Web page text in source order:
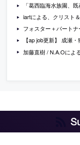
「葛西臨海水族園、既存
iartによる、クリスト＆ガンテンバイン設計のバーゼル美術館のメ
フォスター＋パートナーズによる、シ
【ap job更新】 成瀬・猪熊建築
加藤直樹 / N.A.Oによ